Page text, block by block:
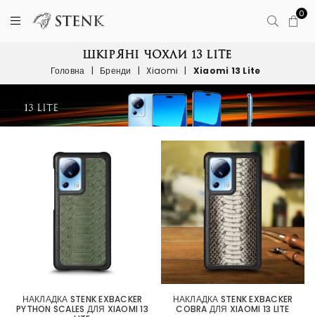
0
ШКІРЯНІ ЧОХЛИ 13 LITE
Головна | Бренди | Xiaomi | Xiaomi 13 Lite
НАКЛАДКА STENK EXBACKER
PYTHON SCALES ДЛЯ XIAOMI 13
НАКЛАДКА STENK EXBACKER
COBRA ДЛЯ XIAOMI 13 LITE